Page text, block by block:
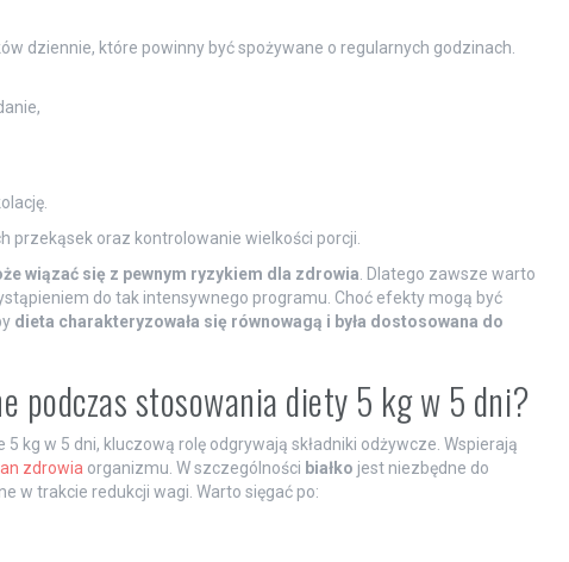
dziennie, które powinny być spożywane o regularnych godzinach.
przekąsek oraz kontrolowanie wielkości porcji.
wiązać się z pewnym ryzykiem dla zdrowia. Dlatego zawsze warto
do tak intensywnego programu. Choć efekty mogą być
dieta charakteryzowała się równowagą i była dostosowana do
podczas stosowania diety 5 kg w 5 dni?
kg w 5 dni, kluczową rolę odgrywają składniki odżywcze. Wspierają
zdrowiaorganizmu. W szczególności białko jest niezbędne do
w trakcie redukcji wagi. Warto sięgać po: